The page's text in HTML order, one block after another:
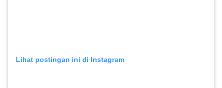
Lihat postingan ini di Instagram